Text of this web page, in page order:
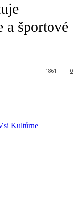
športové
0
1861